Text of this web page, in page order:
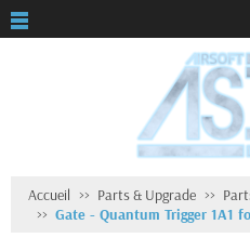
Accueil Parts & Upgrade
Gate - Quantum Trigger 1A1